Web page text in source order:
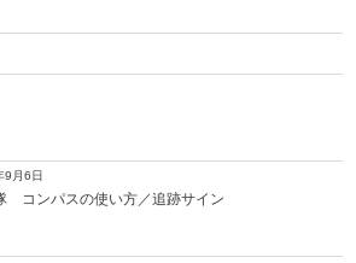
9月6日
コンパスの使い方／追跡サイン